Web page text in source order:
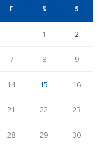
F S S
1 2
7 8 9
14 15 16
21 22 23
28 29
30